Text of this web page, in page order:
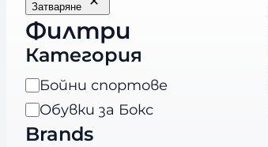
Затваряне
Филтри
Категория
К
а
т
Бойни спортове
Обувки за Бокс
Brands